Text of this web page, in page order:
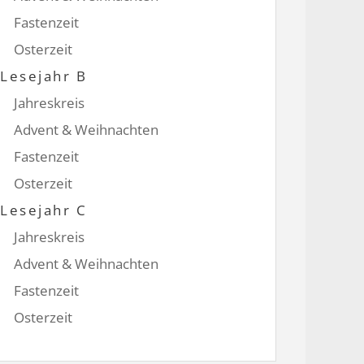
Fastenzeit
Osterzeit
Lesejahr B
Jahreskreis
Advent & Weihnachten
Fastenzeit
Osterzeit
Lesejahr C
Jahreskreis
Advent & Weihnachten
Fastenzeit
Osterzeit